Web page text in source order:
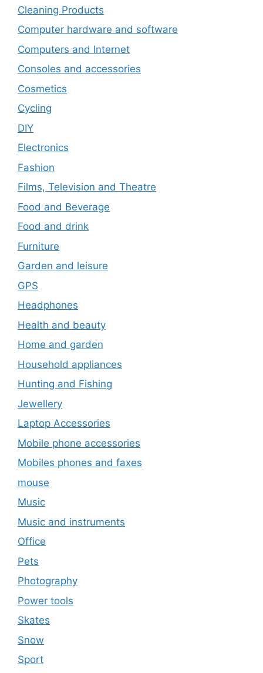
Cleaning Products
Computer hardware and software
Computers and Internet
Consoles and accessories
Cosmetics
Cycling
DIY
Electronics
Fashion
Films, Television and Theatre
Food and Beverage
Food and drink
Furniture
Garden and leisure
GPS
Headphones
Health and beauty
Home and garden
Household appliances
Hunting and Fishing
Jewellery
Laptop Accessories
Mobile phone accessories
Mobiles phones and faxes
mouse
Music
Music and instruments
Office
Pets
Photography
Power tools
Skates
Snow
Sport